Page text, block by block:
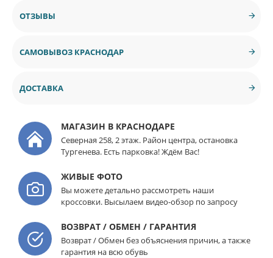
ОТЗЫВЫ
САМОВЫВОЗ КРАСНОДАР
ДОСТАВКА
МАГАЗИН В КРАСНОДАРЕ
Северная 258, 2 этаж. Район центра, остановка
Тургенева. Есть парковка! Ждём Вас!
ЖИВЫЕ ФОТО
Вы можете детально рассмотреть наши
кроссовки. Высылаем видео-обзор по запросу
ВОЗВРАТ / ОБМЕН / ГАРАНТИЯ
Возврат / Обмен без объяснения причин, а также
гарантия на всю обувь